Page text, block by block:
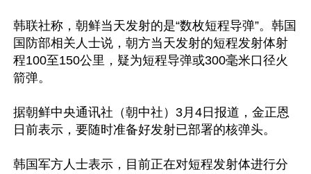
韩联社称，朝鲜当天发射的是“数枚短程导弹”。韩国
国防部相关人士说，朝方当天发射的短程发射体射
程100至150公里，疑为短程导弹或300毫米口径火
箭弹。
据朝鲜中央通讯社（朝中社）3月4日报道，金正恩
日前表示，要随时准备好发射已部署的核弹头。
韩国军方人士表示，目前正在对短程发射体进行分